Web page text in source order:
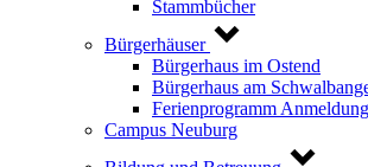
Stammbücher
Bürgerhäuser
Bürgerhaus im Ostend
Bürgerhaus am
Ferienprogramm Anmeldung
Campus Neuburg